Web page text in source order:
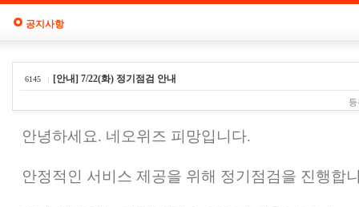
공지사항
6145 [안내] 7/22(화) 정기점검 안내
안녕하세요. 네오위즈 피망입니다.
안정적인 서비스 제공을 위해 정기점검을 진행합